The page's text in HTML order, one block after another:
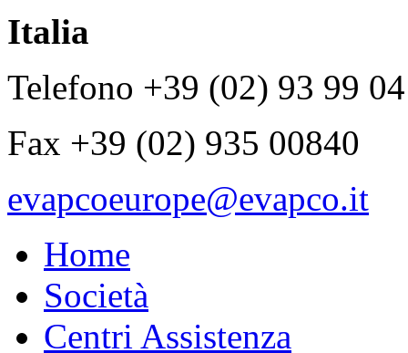
Italia
Telefono +39 (02) 93 99
Fax +39 (02) 935 00840
evapcoeurope@evapco.it
Home
Società
Centri Assistenza